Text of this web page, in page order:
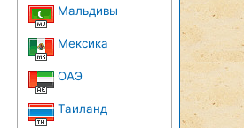
Мальдивы
Мексика
ОАЭ
Таиланд